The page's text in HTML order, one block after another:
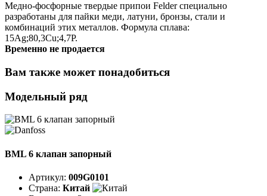
Медно-фосфорные твердые припои Felder специально
разработаны для пайки меди, латуни, бронзы, стали и
комбинаций этих металлов. Формула сплава:
15Ag;80,3Cu;4,7P.
Временно не продается
Вам также может понадобиться
Модельный ряд
BML 6 клапан запорный
Артикул: 009G0101
Страна: Китай